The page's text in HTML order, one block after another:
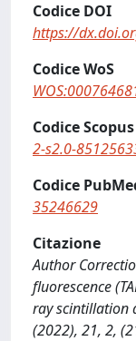
Codice DOI
https://
Codice WoS
Codice Scopus
2-s2.0-
Codice
35246629
Citazione
Author
fluorescence
ray scintillation
(2022), 21, 2,